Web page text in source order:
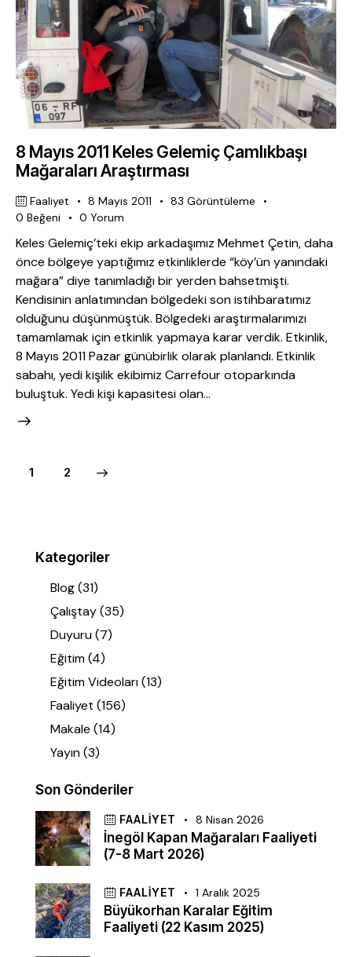
8 Mayıs 2011 Keles Gelemiç Çamlıkbaşı
Mağaraları Araştırması
Faaliyet 8 Mayıs 2011 83 Görüntüleme
0 Beğeni 0 Yorum
Keles Gelemiç’teki ekip arkadaşımız Mehmet Çetin, daha
önce bölgeye yaptığımız etkinliklerde “köy’ün yanındaki
mağara” diye tanımladığı bir yerden bahsetmişti.
Kendisinin anlatımından bölgedeki son istihbaratımız
olduğunu düşünmüştük. Bölgedeki araştırmalarımızı
tamamlamak için etkinlik yapmaya karar verdik. Etkinlik,
8 Mayıs 2011 Pazar günübirlik olarak planlandı. Etkinlik
sabahı, yedi kişilik ekibimiz Carrefour otoparkında
buluştuk. Yedi kişi kapasitesi olan…
1 2
Kategoriler
Blog(31)
Çalıştay(35)
Duyuru(7)
Eğitim(4)
Eğitim Videoları(13)
Faaliyet (156)
Makale (14)
Yayın(3)
Son Gönderiler
FAALIYET 8 Nisan 2026
İnegöl Kapan Mağaraları Faaliyeti
(7-8 Mart 2026)
FAALIYET 1 Aralık 2025
Büyükorhan Karalar Eğitim
Faaliyeti (22 Kasım 2025)